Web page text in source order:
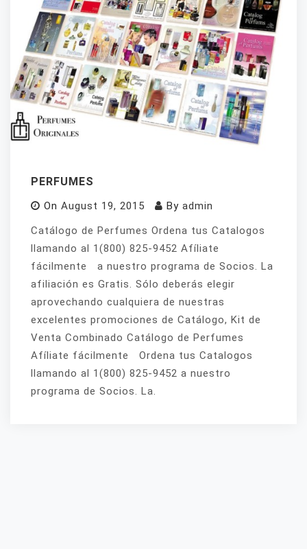
PERFUMES
On August 19, 2015 By admin
Catálogo de Perfumes Ordena tus Catalogos
llamando al 1(800) 825-9452 Afíliate
fácilmente a nuestro programa de Socios. La
afiliación es Gratis. Sólo deberás elegir
aprovechando cualquiera de nuestras
excelentes promociones de Catálogo, Kit de
Venta Combinado Catálogo de Perfumes
Afíliate fácilmente Ordena tus Catalogos
llamando al 1(800) 825-9452 a nuestro
programa de Socios. La.